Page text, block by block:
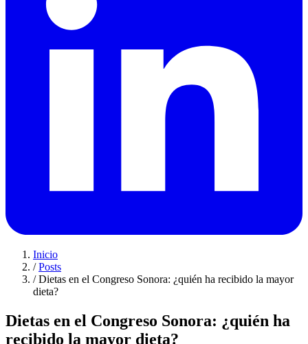
Inicio
/ Posts
/ Dietas en el Congreso Sonora: ¿quién ha recibido la mayor
dieta?
Dietas en el Congreso Sonora: ¿quién ha
recibido la mayor dieta?